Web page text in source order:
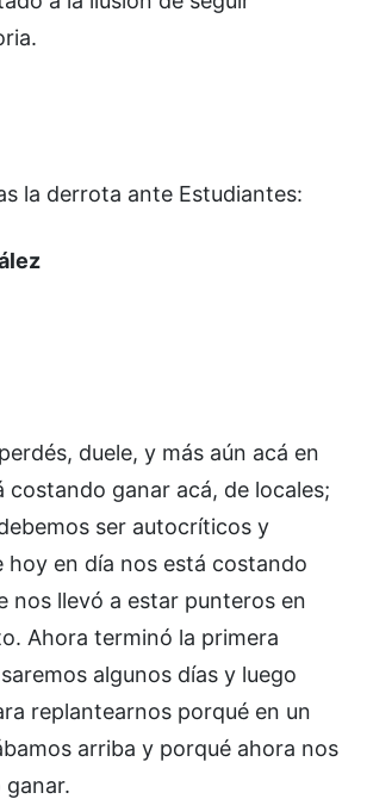
la derrota ante Estudiantes:
duele, y más aún acá en
costando ganar acá, de locales;
ser autocríticos y
hoy en día nos está costando
nos llevó a estar punteros en
Ahora terminó la primera
algunos días y luego
replantearnos porqué en un
arriba y porqué ahora nos